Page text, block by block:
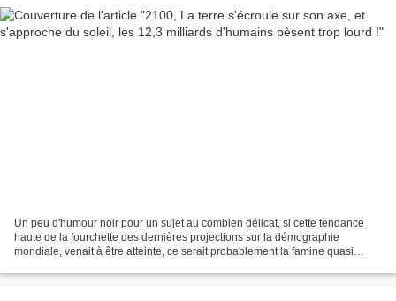
Un peu d'humour noir pour un sujet au combien délicat, si cette tendance
haute de la fourchette des dernières projections sur la démographie
mondiale, venait à être atteinte, ce serait probablement la famine quasi